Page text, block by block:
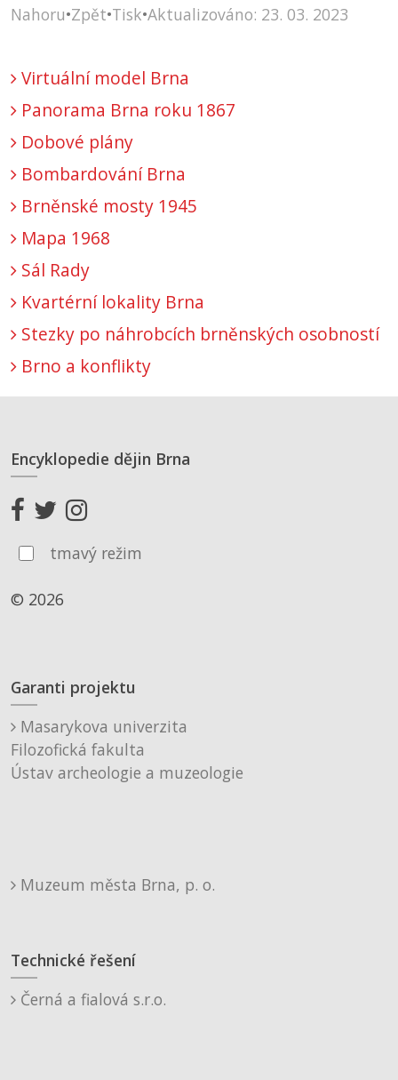
Nahoru•Zpět•Tisk•Aktualizováno: 23. 03. 2023
Virtuální model Brna
Panorama Brna roku 1867
Dobové plány
Bombardování Brna
Brněnské mosty 1945
Mapa 1968
Sál Rady
Kvartérní lokality Brna
Stezky po náhrobcích brněnských osobností
Brno a konflikty
Encyklopedie dějin Brna
tmavý režim
© 2026
Garanti projektu
Masarykova univerzita
Filozofická fakulta
Ústav archeologie a muzeologie
Muzeum města Brna, p. o.
Technické řešení
Černá a fialová s.r.o.